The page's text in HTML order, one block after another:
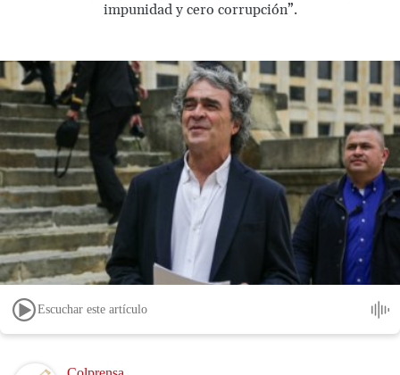
impunidad y cero corrupción”.
Escuchar este artículo